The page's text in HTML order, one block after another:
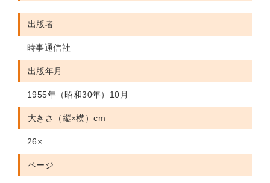
出版者
時事通信社
出版年月
1955年（昭和30年）10月
大きさ（縦×横）cm
26×
ページ